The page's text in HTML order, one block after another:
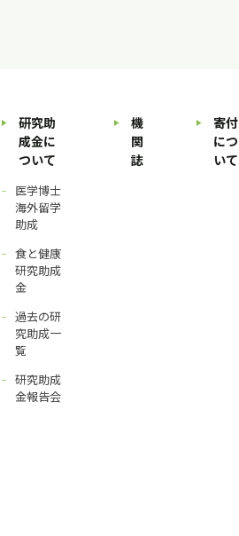
研究助
成金に
ついて
医学博士
海外留学
助成
食と健康
研究助成
金
過去の研
究助成一
覧
研究助成
金報告会
機
関
誌
寄付
につ
いて